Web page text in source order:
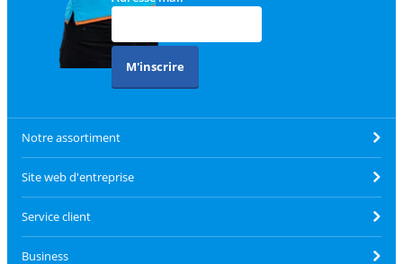
M'inscrire
Notre assortiment
Site web d'entreprise
Service client
Business